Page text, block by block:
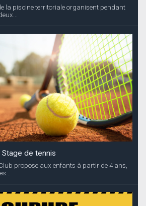
la piscine territoriale organisent pendant
de tennis
propose aux enfants à partir de 4 ans,